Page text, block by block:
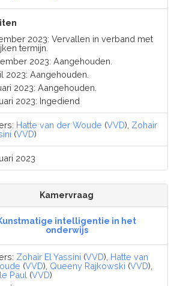
2023: Vervallen in verband met
termijn.
2023: Aangehouden.
2023: Aangehouden.
2023: Aangehouden.
2023: Ingediend
Hatte van der Woude (VVD), Zohair
(VVD)
2023
Kamervraag
intelligentie in het
onderwijs
Zohair El Yassini (VVD), Hatte van
(VVD), Queeny Rajkowski (VVD),
Paul (VVD)